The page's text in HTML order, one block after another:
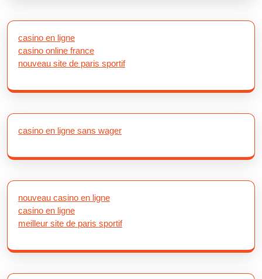
casino en ligne
casino online france
nouveau site de paris sportif
casino en ligne sans wager
nouveau casino en ligne
casino en ligne
meilleur site de paris sportif